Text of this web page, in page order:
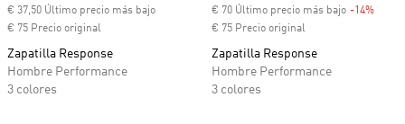
€ 37,50 Último precio más bajo
€ 75 Precio original
Zapatilla Response
Hombre Performance
3 colores
€ 70 Último precio más bajo -14%
€ 75 Precio original
Zapatilla Response
Hombre Performance
3 colores